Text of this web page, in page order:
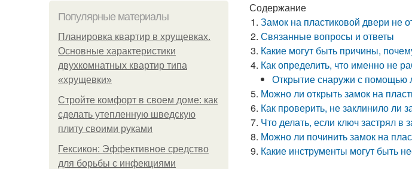
Популярные материалы
Планировка квартир в хрущевках.
Основные характеристики
двухкомнатных квартир типа
«хрущевки»
Стройте комфорт в своем доме: как
сделать утепленную шведскую
плиту своими руками
Гексикон: Эффективное средство
для борьбы с инфекциями
Содержание
Замок на пластиковой двери не
Связанные вопросы и ответы
Какие могут быть причины,
Как определить, что именно не
Открытие снаружи с помощью
Можно ли открыть замок на
Как проверить, не заклинило ли
Что делать, если ключ застрял в
Можно ли починить замок на
Какие инструменты могут быть